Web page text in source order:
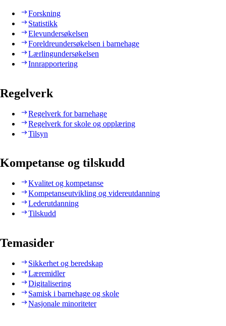
Forskning
Statistikk
Elevundersøkelsen
Foreldreundersøkelsen i barnehage
Lærlingundersøkelsen
Innrapportering
Regelverk
Regelverk for barnehage
Regelverk for skole og opplæring
Tilsyn
Kompetanse og tilskudd
Kvalitet og kompetanse
Kompetanseutvikling og videreutdanning
Lederutdanning
Tilskudd
Temasider
Sikkerhet og beredskap
Læremidler
Digitalisering
Samisk i barnehage og skole
Nasjonale minoriteter